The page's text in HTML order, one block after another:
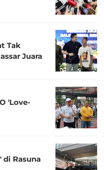
Tak
Juara
'Love-
di Rasuna